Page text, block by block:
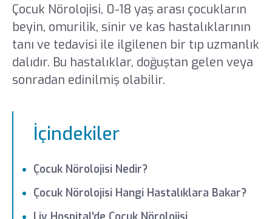
Çocuk Nörolojisi, 0-18 yaş arası çocukların
beyin, omurilik, sinir ve kas hastalıklarının
tanı ve tedavisi ile ilgilenen bir tıp uzmanlık
dalıdır. Bu hastalıklar, doğuştan gelen veya
sonradan edinilmiş olabilir.
İçindekiler
Çocuk Nörolojisi Nedir?
Çocuk Nörolojisi Hangi Hastalıklara Bakar?